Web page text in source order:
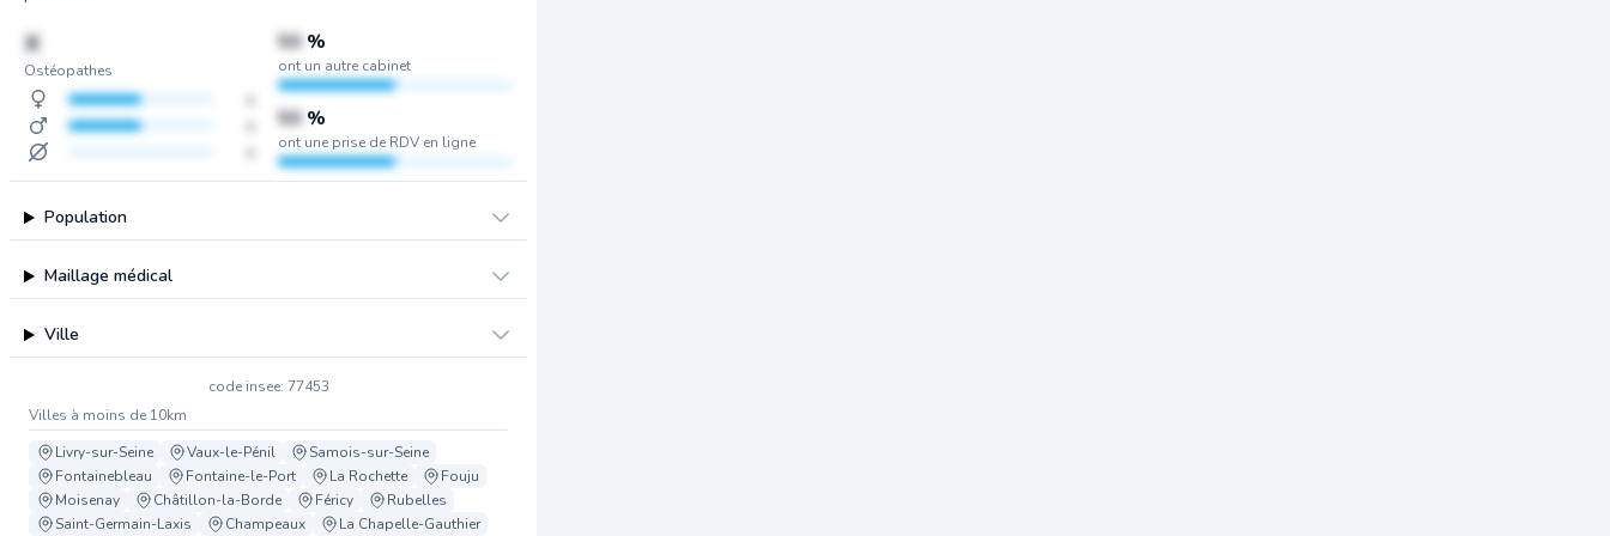
X
Ostéopathes
50 %
ont un autre cabinet
50 %
ont une prise de RDV en ligne
Population
Maillage médical
Ville
code insee: 77453
Villes à moins de 10km
Livry-sur-Seine
Vaux-le-Pénil
Samois-sur-Seine
Fontainebleau
Fontaine-le-Port La Rochette
Fouju
Moisenay
Châtillon-la-Borde Féricy
Rubelles
Saint-Germain-Laxis
Champeaux La Chapelle-Gauthier